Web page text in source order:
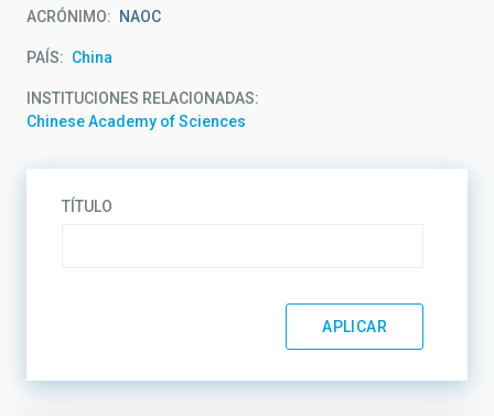
ACRÓNIMO NAOC
PAÍS China
INSTITUCIONES RELACIONADAS
Chinese Academy of Sciences
TÍTULO